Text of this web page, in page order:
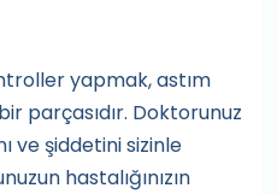
yapmak, astım
parçasıdır. Doktorunuz
ve şiddetini sizinle
hastalığınızın